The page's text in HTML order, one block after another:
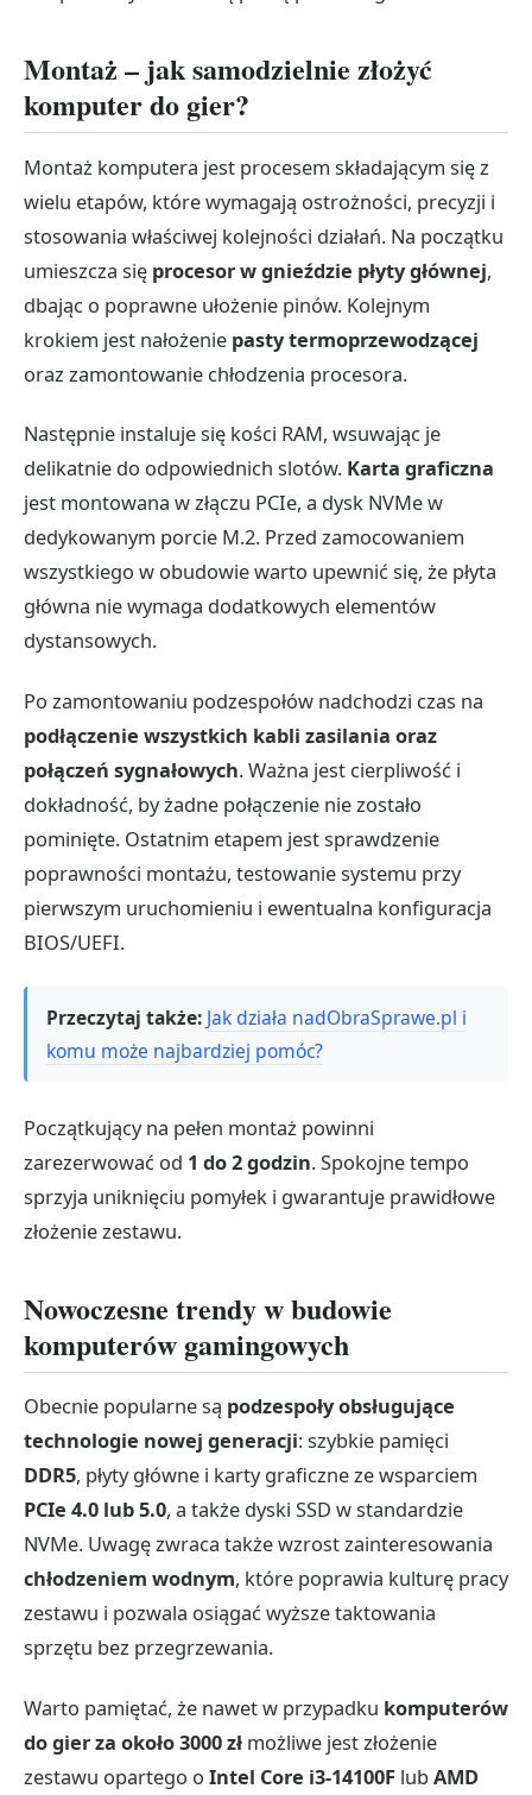
Montaż – jak samodzielnie złożyć
komputer do gier?
Montaż komputera jest procesem składającym się z
wielu etapów, które wymagają ostrożności, precyzji i
stosowania właściwej kolejności działań. Na początku
umieszcza się procesor w gnieździe płyty głównej,
dbając o poprawne ułożenie pinów. Kolejnym
krokiem jest nałożenie pasty termoprzewodzącej
oraz zamontowanie chłodzenia procesora.
Następnie instaluje się kości RAM, wsuwając je
delikatnie do odpowiednich slotów. Karta graficzna
jest montowana w złączu PCIe, a dysk NVMe w
dedykowanym porcie M.2. Przed zamocowaniem
wszystkiego w obudowie warto upewnić się, że płyta
główna nie wymaga dodatkowych elementów
dystansowych.
Po zamontowaniu podzespołów nadchodzi czas na
podłączenie wszystkich kabli zasilania oraz
połączeń sygnałowych. Ważna jest cierpliwość i
dokładność, by żadne połączenie nie zostało
pominięte. Ostatnim etapem jest sprawdzenie
poprawności montażu, testowanie systemu przy
pierwszym uruchomieniu i ewentualna konfiguracja
BIOS/UEFI.
Przeczytaj także: Jak działa nadObraSprawe.pl i
komu może najbardziej pomóc?
Początkujący na pełen montaż powinni
zarezerwować od 1 do 2 godzin. Spokojne tempo
sprzyja uniknięciu pomyłek i gwarantuje prawidłowe
złożenie zestawu.
Nowoczesne trendy w budowie
komputerów gamingowych
Obecnie popularne są podzespoły obsługujące
technologie nowej generacji: szybkie pamięci
DDR5, płyty główne i karty graficzne ze wsparciem
PCIe 4.0 lub 5.0, a także dyski SSD w standardzie
NVMe. Uwagę zwraca także wzrost zainteresowania
chłodzeniem wodnym, które poprawia kulturę pracy
zestawu i pozwala osiągać wyższe taktowania
sprzętu bez przegrzewania.
Warto pamiętać, że nawet w przypadku komputerów
do gier za około 3000 zł możliwe jest złożenie
zestawu opartego o Intel Core i3-14100F lubAMD